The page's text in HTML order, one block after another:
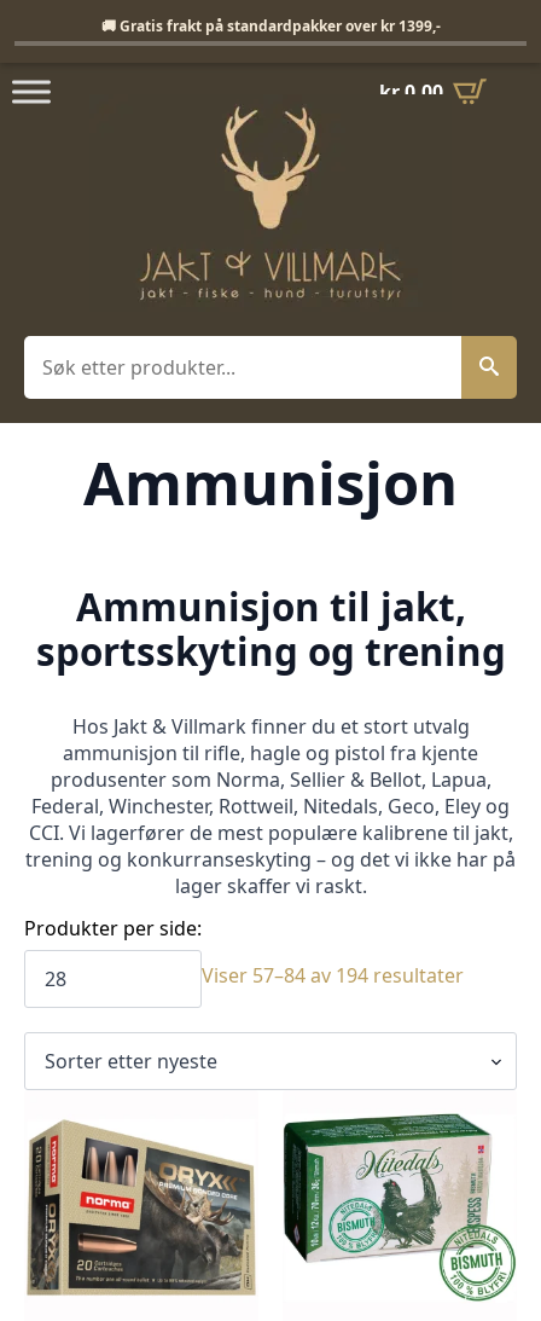
kr0,00
Søk
Ammunisjon
Ammunisjon til jakt,
sportsskyting og trening
Hos Jakt & Villmark finner du et stort utvalg
ammunisjon til rifle, hagle og pistol fra kjente
produsenter som Norma, Sellier & Bellot, Lapua,
Federal, Winchester, Rottweil, Nitedals, Geco, Eley og
CCI. Vi lagerfører de mest populære kalibrene til jakt,
trening og konkurranseskyting – og det vi ikke har på
lager skaffer vi raskt.
Produkter per side:
Viser 57–84 av 194 resultaterSortert
siste
🚚 Gratis frakt på standardpakker over kr 1399,-